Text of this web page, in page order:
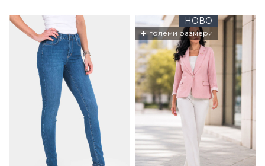
НОВО
+ големи размери